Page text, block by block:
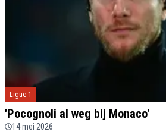
Ligue 1
'Pocognoli al weg bij Monaco'
14 mei 2026